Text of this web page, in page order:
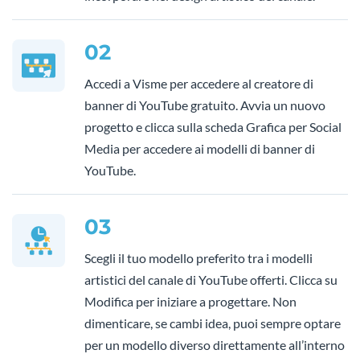
02
Accedi a Visme per accedere al creatore di
banner di YouTube gratuito. Avvia un nuovo
progetto e clicca sulla scheda Grafica per Social
Media per accedere ai modelli di banner di
YouTube.
03
Scegli il tuo modello preferito tra i modelli
artistici del canale di YouTube offerti. Clicca su
Modifica per iniziare a progettare. Non
dimenticare, se cambi idea, puoi sempre optare
per un modello diverso direttamente all’interno